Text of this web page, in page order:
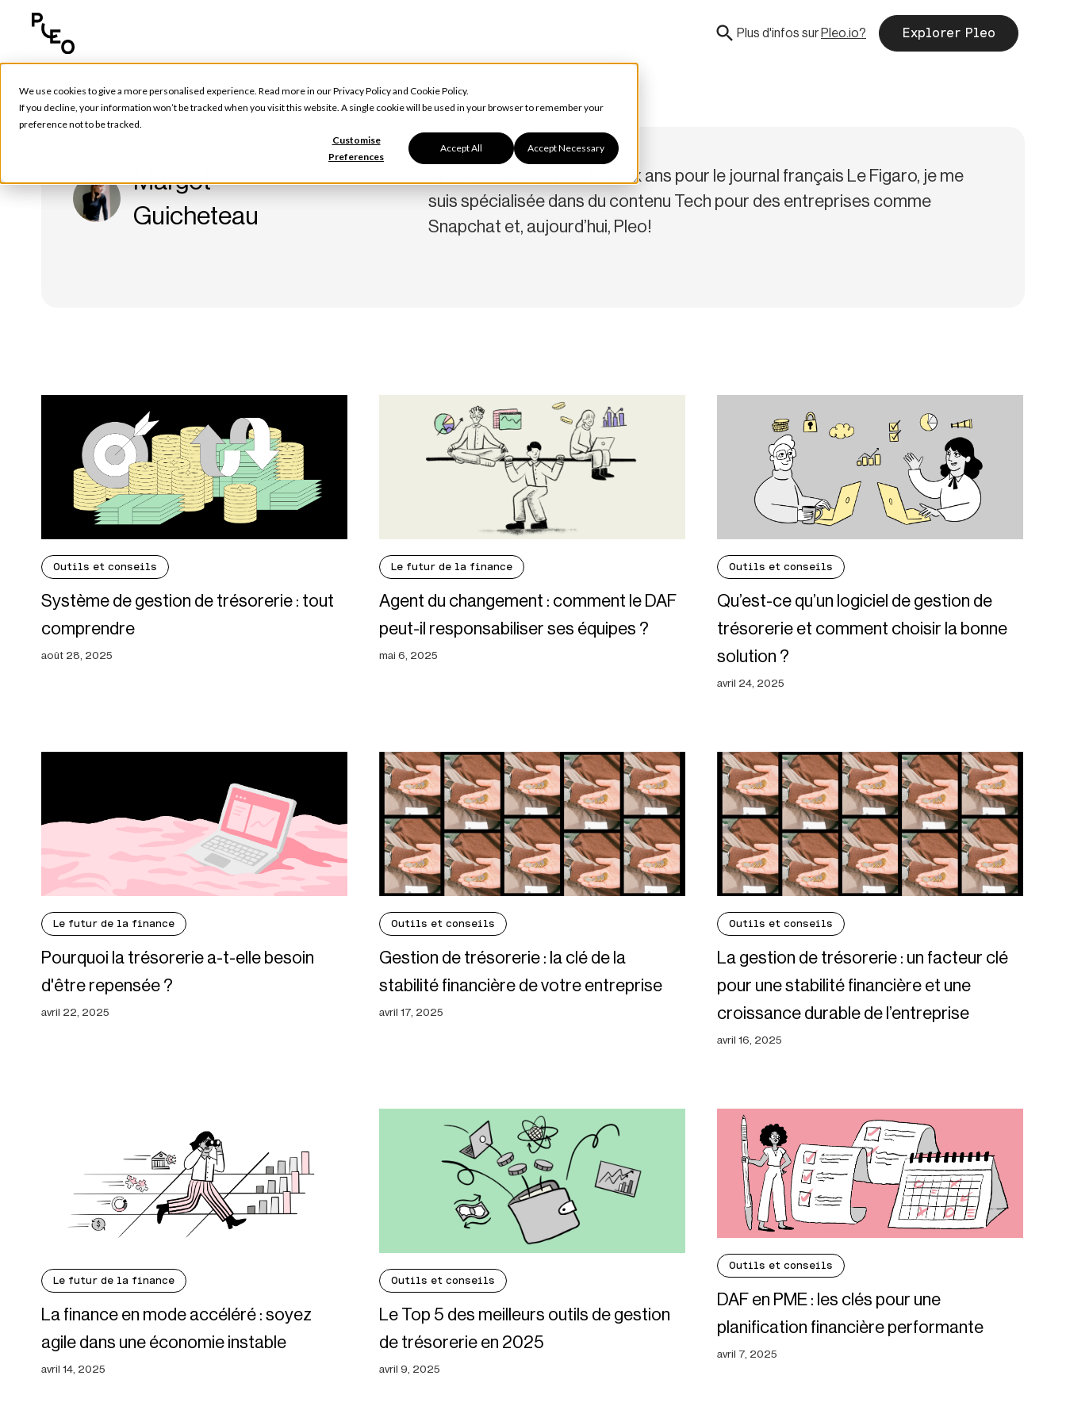
We use cookies to give a more personalised experience. Read more in ourPrivacy Policyand Cookie Policy.
If you decline, your information won’t be tracked when you visit this website. A single cookie will be used in your browser to remember your
preference not to be tracked.
Customise
Preferences
Accept All Accept Necessary
Plus d'infos surPleo.io? Explorer Pleo
Margot
Guicheteau
Après avoir écrit pendant dix ans pour le journal français Le Figaro, je me
suis spécialisée dans du contenu Tech pour des entreprises comme
Snapchat et, aujourd’hui, Pleo!
Outils et conseils
Système de gestion de trésorerie : tout
comprendre
août 28, 2025
Le futur de la finance
Agent du changement : comment le DAF
peut-il responsabiliser ses équipes ?
mai 6, 2025
Outils et conseils
Qu’est-ce qu’un logiciel de gestion de
trésorerie et comment choisir la bonne
solution ?
avril 24, 2025
Le futur de la finance
Pourquoi la trésorerie a-t-elle besoin
d'être repensée ?
avril 22, 2025
Outils et conseils
Gestion de trésorerie : la clé de la
stabilité financière de votre entreprise
avril 17, 2025
Outils et conseils
La gestion de trésorerie : un facteur clé
pour une stabilité financière et une
croissance durable de l’entreprise
avril 16, 2025
Le futur de la finance
La finance en mode accéléré : soyez
agile dans une économie instable
avril 14, 2025
Outils et conseils
Le Top 5 des meilleurs outils de gestion
de trésorerie en 2025
avril 9, 2025
Outils et conseils
DAF en PME : les clés pour une
planification financière performante
avril 7, 2025